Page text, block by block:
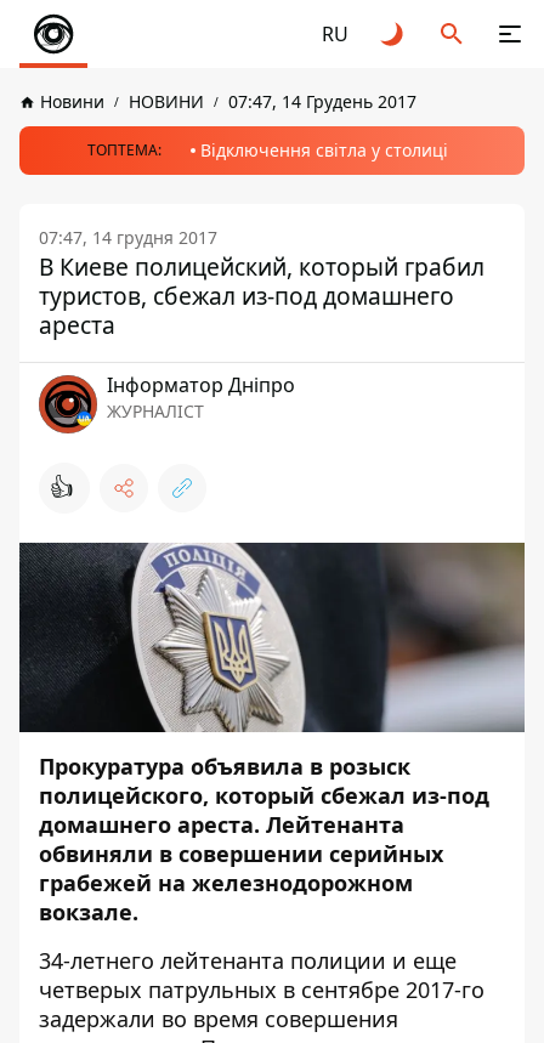
RU
Новини НОВИНИ 07:47, 14 Грудень 2017
ТОПТЕМА: Відключення світла у столиці
07:47, 14 грудня 2017
В Киеве полицейский, который грабил
туристов, сбежал из-под домашнего
ареста
Інформатор Дніпро
ЖУРНАЛІСТ
👍
Прокуратура объявила в розыск
полицейского, который сбежал из-под
домашнего ареста. Лейтенанта
обвиняли в совершении серийных
грабежей на железнодорожном
вокзале.
34-летнего лейтенанта полиции и еще
четверых патрульных в сентябре 2017-го
задержали во время совершения